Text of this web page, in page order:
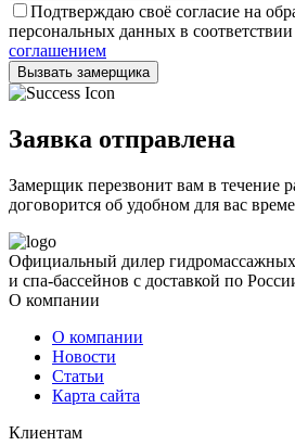
Подтверждаю своё согласие на
персональных данных в соответствии
соглашением
Вызвать замерщика
Заявка отправлена
Замерщик перезвонит вам в течение
договорится об удобном для вас
Официальный дилер гидромассажных
и спа-бассейнов с доставкой по
О компании
О компании
Новости
Статьи
Карта сайта
Клиентам